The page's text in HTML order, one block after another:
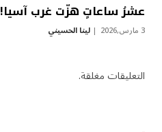
عشرُ ساعاتٍ هزّت غرب آسيا!
3 مارس,2026 لينا الحسيني
التعليقات مغلقة.